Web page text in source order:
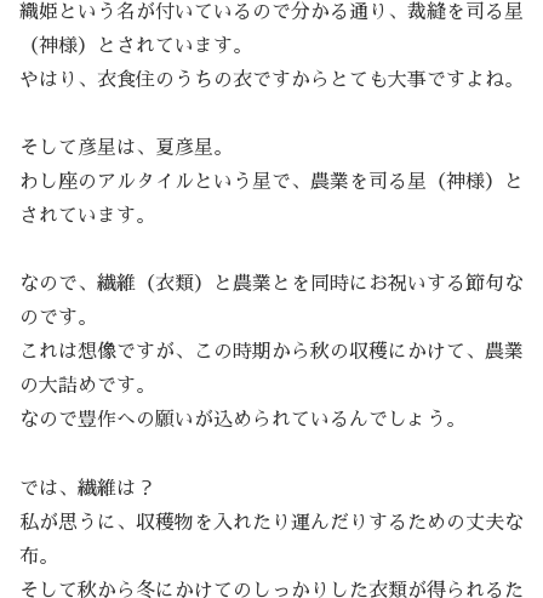
織姫という名が付いているので分かる通り、裁縫を司る星
（神様）とされています。
やはり、衣食住のうちの衣ですからとても大事ですよね。
そして彦星は、夏彦星。
わし座のアルタイルという星で、農業を司る星（神様）と
されています。
なので、繊維（衣類）と農業とを同時にお祝いする節句な
のです。
これは想像ですが、この時期から秋の収穫にかけて、農業
の大詰めです。
なので豊作への願いが込められているんでしょう。
では、繊維は？
私が思うに、収穫物を入れたり運んだりするための丈夫な
布。
そして秋から冬にかけてのしっかりした衣類が得られるた